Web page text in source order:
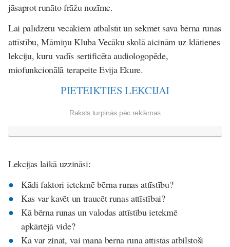
jāsaprot runāto frāžu nozīme.
Lai palīdzētu vecākiem atbalstīt un sekmēt sava bērna runas
attīstību, Māmiņu Kluba Vecāku skolā aicinām uz klātienes
lekciju, kuru vadīs sertificēta audiologopēde,
miofunkcionālā terapeite Evija Ekure.
PIETEIKTIES LEKCIJAI
Raksts turpinās pēc reklāmas
Lekcijas laikā uzzināsi:
Kādi faktori ietekmē bērna runas attīstību?
Kas var kavēt un traucēt runas attīstībai?
Kā bērna runas un valodas attīstību ietekmē
apkārtējā vide?
Kā var zināt, vai mana bērna runa attīstās atbilstoši